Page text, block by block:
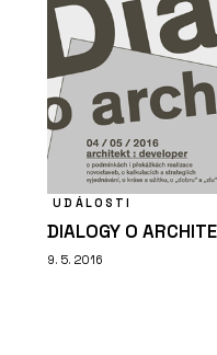
UDÁLOSTI
DIALOGY O
9. 5. 2016